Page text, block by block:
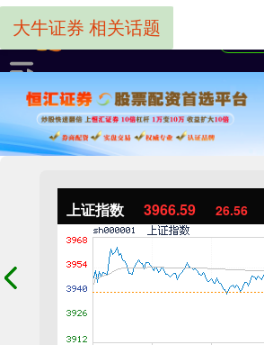
上证指数 3966.59 26.56
大牛证券 相关话题